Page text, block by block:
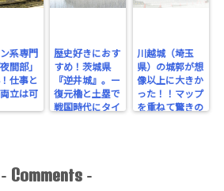
系専門
間部」
仕事と
立は可
歴史好きにおす
すめ！茨城県
『逆井城』。ー
復元櫓と土塁で
戦国時代にタイ
川越城（埼玉
県）の城郭が想
像以上に大きか
った！！マップ
を重ねて驚きの
- Comments -